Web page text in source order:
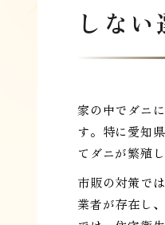
しな
家の中でダニ
す。特に愛知
てダニが繁殖
市販の対策で
業者が存在し